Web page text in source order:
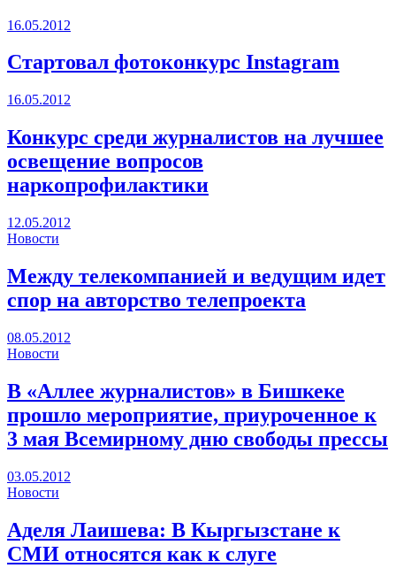
16.05.2012
Стартовал фотоконкурс Instagram
16.05.2012
Конкурс среди журналистов на лучшее
освещение вопросов
наркопрофилактики
12.05.2012
Новости
Между телекомпанией и ведущим идет
спор на авторство телепроекта
08.05.2012
Новости
В «Аллее журналистов» в Бишкеке
прошло мероприятие, приуроченное к
3 мая Всемирному дню свободы прессы
03.05.2012
Новости
Аделя Лаишева: В Кыргызстане к
СМИ относятся как к слуге